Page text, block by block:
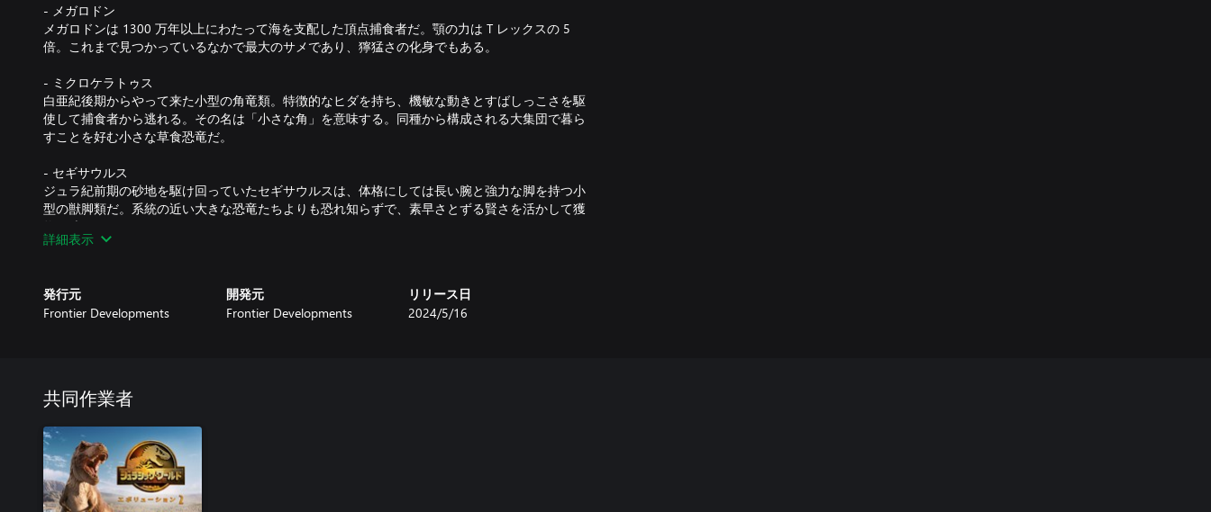
- メガロドン
メガロドンは 1300 万年以上にわたって海を支配した頂点捕食者だ。顎の力は T レックスの 5
倍。これまで見つかっているなかで最大のサメであり、獰猛さの化身でもある。
- ミクロケラトゥス
白亜紀後期からやって来た小型の角竜類。特徴的なヒダを持ち、機敏な動きとすばしっこさを駆
使して捕食者から逃れる。その名は「小さな角」を意味する。同種から構成される大集団で暮ら
すことを好む小さな草食恐竜だ。
- セギサウルス
ジュラ紀前期の砂地を駆け回っていたセギサウルスは、体格にしては長い腕と強力な脚を持つ小
型の獣脚類だ。系統の近い大きな恐竜たちよりも恐れ知らずで、素早さとずる賢さを活かして獲
物を狩る。
していた。約 9 m もの長さの巨大な翼を持つ、侮りがたい翼竜だ。
ーズン 4 で初登場した T レックス、リトル イーティーをモチーフにした新スキンで T レックス
をカスタマイズしてあげましょう。
詳細表示
発行元
Frontier Developments
開発元
Frontier Developments
リリース日
2024/5/16
共同作業者